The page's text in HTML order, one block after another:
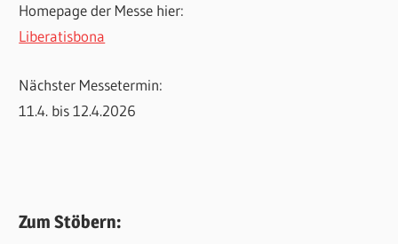
Homepage der Messe hier:
Liberatisbona
Nächster Messetermin:
11.4. bis 12.4.2026
Zum Stöbern: